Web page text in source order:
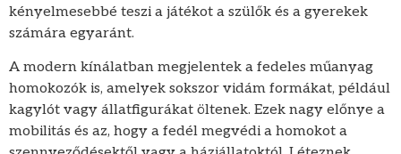
kényelmesebbé teszi a játékot a szülők és a gyerekek
számára egyaránt.
A modern kínálatban megjelentek a fedeles műanyag
homokozók is, amelyek sokszor vidám formákat, például
kagylót vagy állatfigurákat öltenek. Ezek nagy előnye a
mobilitás és az, hogy a fedél megvédi a homokot a